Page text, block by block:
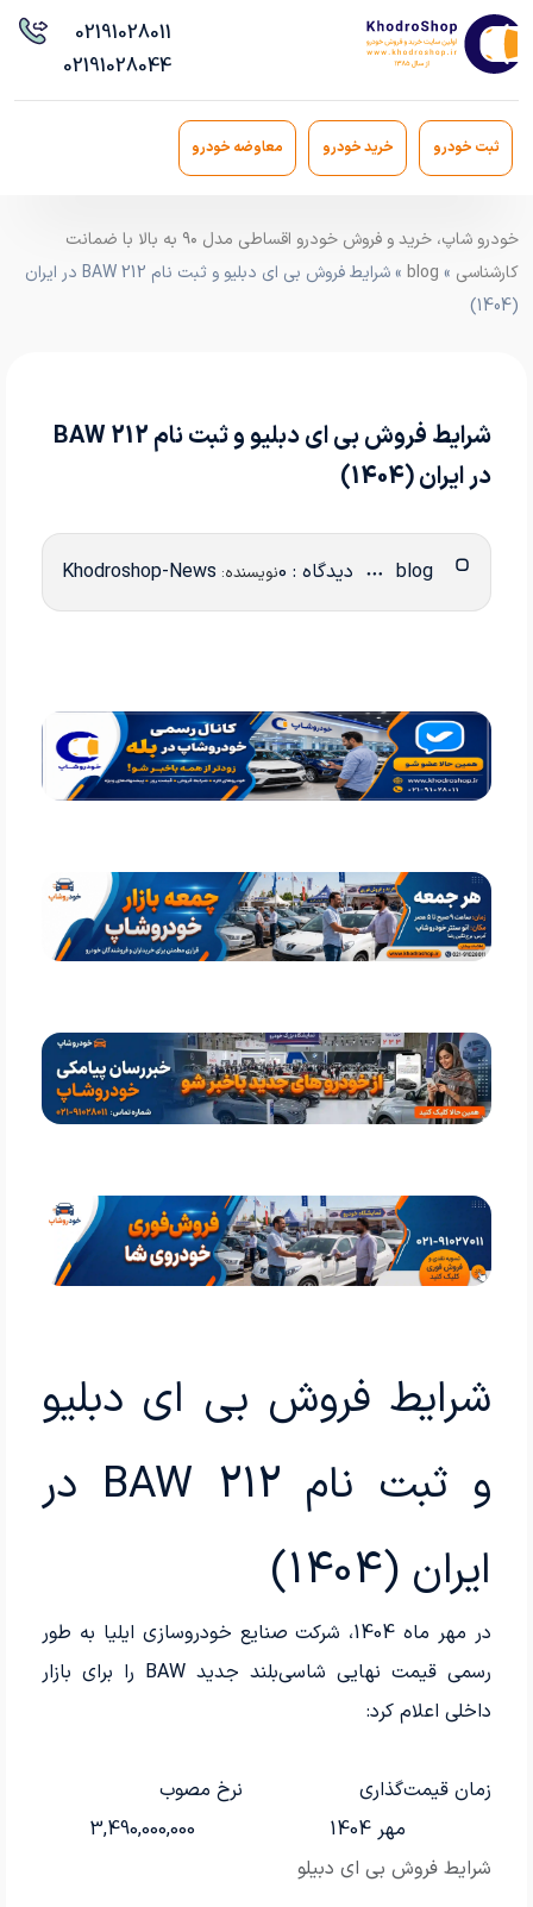
02191028011
02191028044
ثبت خودرو خرید خودرو معاوضه خودرو
خودرو شاپ، خرید و فروش خودرو اقساطی مدل ۹۰ به بالا با ضمانت
کارشناسی »
blog
» شرایط فروش بی ای دبلیو و ثبت نام BAW 212 در ایران
(1404)
شرایط فروش بی ای دبلیو و ثبت نام BAW 212
در ایران (1404)
دیدگاه : 0 نویسنده: Khodroshop-News
شرایط فروش بی ای دبلیو
و ثبت نام BAW 212 در
ایران (1404)
در مهر ماه 1404، شرکت صنایع خودروسازی ایلیا به طور
رسمی قیمت نهایی شاسی‌بلند جدید BAW را برای بازار
داخلی اعلام کرد:
شرایط فروش بی‌ ای‌ دبیلو
زمان قیمت‌گذاری
نرخ مصوب
مهر 1404
3,490,000,000